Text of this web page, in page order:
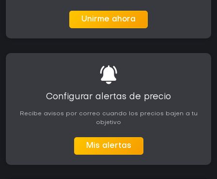
Unirme ahora
Configurar alertas de precio
Recibe avisos por correo cuando los precios bajen a tu
objetivo
Mis alertas